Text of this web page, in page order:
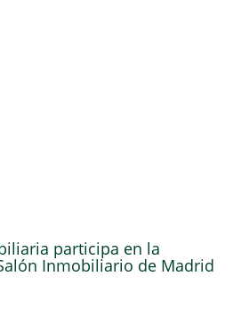
participa en la
Inmobiliario de Madrid